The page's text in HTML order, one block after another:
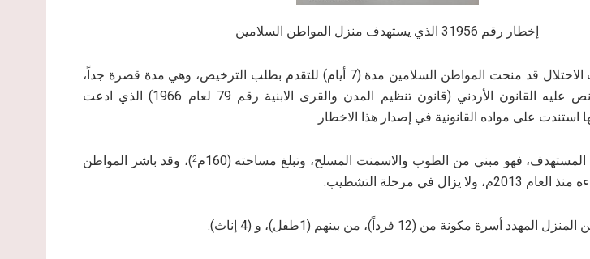
إخطار رقم 31956 الذي يستهدف منزل المواطن السلامين
ويُلاحظ بأن سلطات الاحتلال قد منحت المواطن السلامين مدة (7 أيام) للتقدم بطلب الترخيص، وهي مدة قصرة جداً،
ومغايرة تماماً لما نص عليه القانون الأردني (قانون تنظيم المدن والقرى الابنية رقم 79 لعام 1966) الذي ادعت
استندت على مواده القانونية في إصدار هذا الاخطار.
المستهدف، فهو مبني من الطوب والاسمنت المسلح، وتبلغ مساحته (160م 2)، وقد باشر المواطن
يزال في مرحلة التشطيب.
أسرة مكونة من (12 فرداً)، من بينهم (1طفل)، و (4 إناث).